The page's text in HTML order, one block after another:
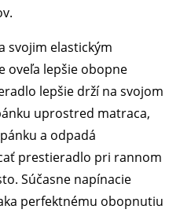
svojim elastickým
oveľa lepšie obopne
lepšie drží na svojom
uprostred matraca,
a odpadá
prestieradlo pri rannom
Súčasne napínacie
perfektnému obopnutiu